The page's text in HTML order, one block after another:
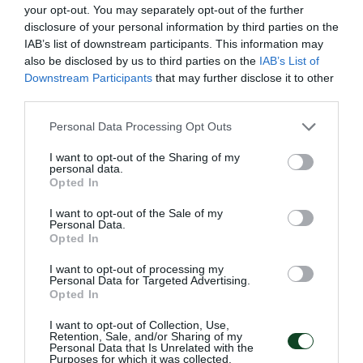
your opt-out. You may separately opt-out of the further
disclosure of your personal information by third parties on the
IAB’s list of downstream participants. This information may
also be disclosed by us to third parties on the IAB’s List of
Downstream Participants that may further disclose it to other
Please note that this website/app uses one or more Google
not limited to your visit or usage behaviour. You may click to
grant or deny consent to Google and its third-party tags to
use your data for below specified purposes in below Google
consent section.
Personal Data Processing Opt Outs
I want to opt-out of the Sharing of my
personal data.
Opted In
I want to opt-out of the Sale of my
Personal Data.
Opted In
I want to opt-out of processing my
Personal Data for Targeted Advertising.
Opted In
I want to opt-out of Collection, Use,
Retention, Sale, and/or Sharing of my
Personal Data that Is Unrelated with the
Purposes for which it was collected.
Φιλική νίκη κόντρα στην ΑΕΚ
Η Κ17 Κοριτσιών του Παναθηναϊκού πήρε φιλική νίκη
29.10.2025 ΑΚΑΔΗΜΙΑ ΠΟΔΟΣΦΑΙΡΟΥ ΓΥΝΑΙΚΩΝ